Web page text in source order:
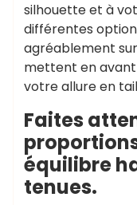
silhouette et à
différentes
agréablement
mettent en
votre allure en
Faites
équilibre
tenues.